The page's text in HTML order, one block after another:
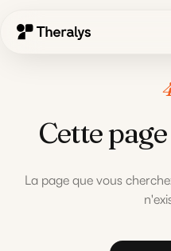
Cette
La page que vous